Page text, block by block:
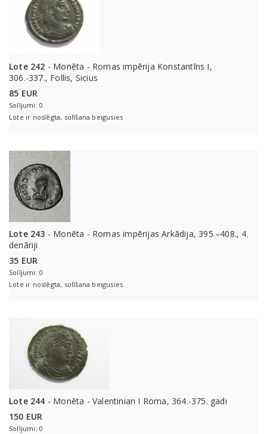
Lote 242 - Monēta - Romas impērija Konstantīns I,
306.-337., Follis, Sicius
85 EUR
Solījumi: 0
Lote ir noslēgta, solīšana beigusies
Lote 243 - Monēta - Romas impērijas Arkādija, 395.–408., 4.
denāriji
35 EUR
Solījumi: 0
Lote ir noslēgta, solīšana beigusies
Lote 244 - Monēta - Valentinian I Roma, 364.-375. gadi
150 EUR
Solījumi: 0